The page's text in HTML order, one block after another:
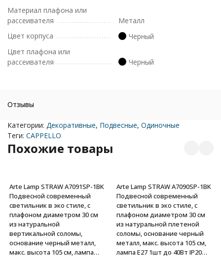
Материал плафона или
рассеивателя
Металл
Цвет корпуса
Черный
Цвет плафона или
рассеивателя
Черный
Отзывы
Категории: Декоративные, Подвесные, Одиночные
Теги: CAPPELLO
Похожие товары
Arte Lamp STRAW A7091SP-1BK
Подвесной современный
светильник в эко стиле, с
плафоном диаметром 30 см
из натуральной
вертикальной соломы,
основание черный металл,
макс. высота 105 см, лампа
Arte Lamp STRAW A7090SP-1BK
Подвесной современный
светильник в эко стиле, с
плафоном диаметром 30 см
из натуральной плетеной
соломы, основание черный
металл, макс. высота 105 см,
лампа E27 1шт до 40Вт IP20